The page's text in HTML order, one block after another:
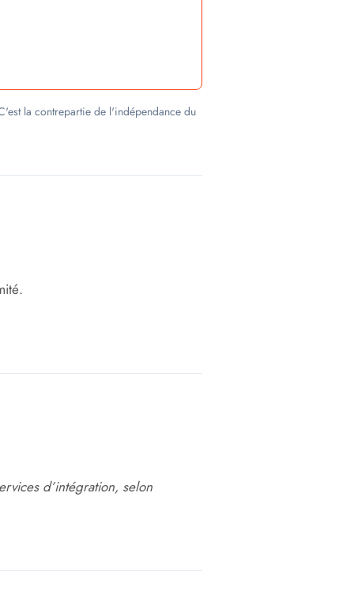
la contrepartie de l'indépendance du
d’intégration, selon